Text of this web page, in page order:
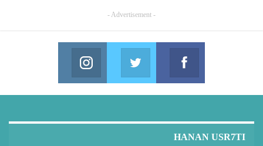
- Advertisement -
Facebook
Join us on Facebook
Twitter
Join us on Twitter
HANAN USR7TI